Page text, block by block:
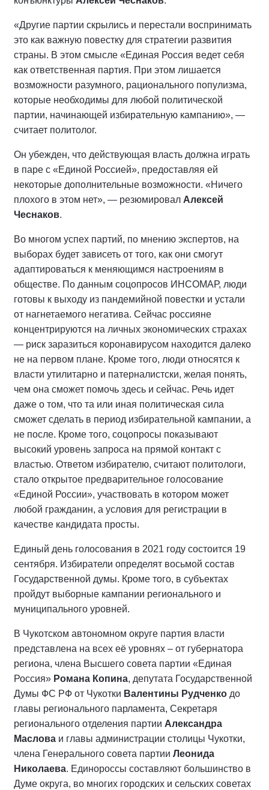
«Другие партии скрылись и перестали воспринимать
это как важную повестку для стратегии развития
страны. В этом смысле «Единая Россия ведет себя
как ответственная партия. При этом лишается
возможности разумного, рационального популизма,
которые необходимы для любой политической
партии, начинающей избирательную кампанию», —
считает политолог.
Он убежден, что действующая власть должна играть
в паре с «Единой Россией», предоставляя ей
некоторые дополнительные возможности. «Ничего
плохого в этом нет», — резюмировал Алексей
Чеснаков.
Во многом успех партий, по мнению экспертов, на
выборах будет зависеть от того, как они смогут
адаптироваться к меняющимся настроениям в
обществе. По данным соцопросов ИНСОМАР, люди
готовы к выходу из пандемийной повестки и устали
от нагнетаемого негатива. Сейчас россияне
концентрируются на личных экономических страхах
— риск заразиться коронавирусом находится далеко
не на первом плане. Кроме того, люди относятся к
власти утилитарно и патерналистски, желая понять,
чем она сможет помочь здесь и сейчас. Речь идет
даже о том, что та или иная политическая сила
сможет сделать в период избирательной кампании, а
не после. Кроме того, соцопросы показывают
высокий уровень запроса на прямой контакт с
властью. Ответом избирателю, считают политологи,
стало открытое предварительное голосование
«Единой России», участвовать в котором может
любой гражданин, а условия для регистрации в
качестве кандидата просты.
Единый день голосования в 2021 году состоится 19
сентября. Избиратели определят восьмой состав
Государственной думы. Кроме того, в субъектах
пройдут выборные кампании регионального и
муниципального уровней.
В Чукотском автономном округе партия власти
представлена на всех её уровнях – от губернатора
региона, члена Высшего совета партии «Единая
Россия» Романа Копина, депутата Государственной
Думы ФС РФ от Чукотки Валентины Рудченко до
главы регионального парламента, Секретаря
регионального отделения партии Александра
Маслова и главы администрации столицы Чукотки,
члена Генерального совета партии Леонида
Николаева. Единороссы составляют большинство в
Думе округа, во многих городских и сельских советах